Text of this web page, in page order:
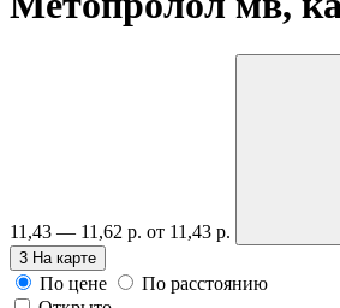
11,43 — 11,62 р. от 11,43 р.
3 На карте
По цене
По расстоянию